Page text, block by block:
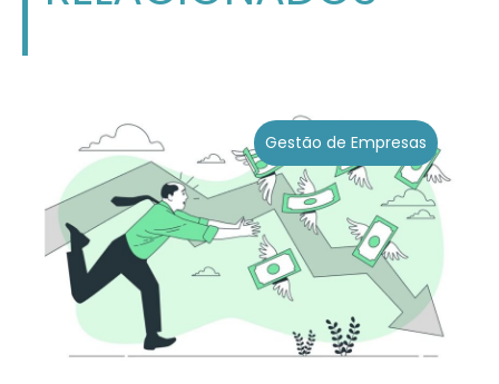
Gestão de Empresas